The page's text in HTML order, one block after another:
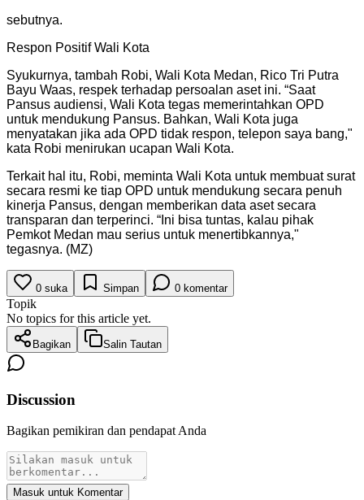
sebutnya.
Respon Positif Wali Kota
Syukurnya, tambah Robi, Wali Kota Medan, Rico Tri Putra
Bayu Waas, respek terhadap persoalan aset ini. “Saat
Pansus audiensi, Wali Kota tegas memerintahkan OPD
untuk mendukung Pansus. Bahkan, Wali Kota juga
menyatakan jika ada OPD tidak respon, telepon saya bang,"
kata Robi menirukan ucapan Wali Kota.
Terkait hal itu, Robi, meminta Wali Kota untuk membuat surat
secara resmi ke tiap OPD untuk mendukung secara penuh
kinerja Pansus, dengan memberikan data aset secara
transparan dan terperinci. “Ini bisa tuntas, kalau pihak
Pemkot Medan mau serius untuk menertibkannya,"
tegasnya. (MZ)
0 suka Simpan 0 komentar
Topik
No topics for this article yet.
Bagikan Salin Tautan
Discussion
Bagikan pemikiran dan pendapat Anda
Masuk untuk Komentar